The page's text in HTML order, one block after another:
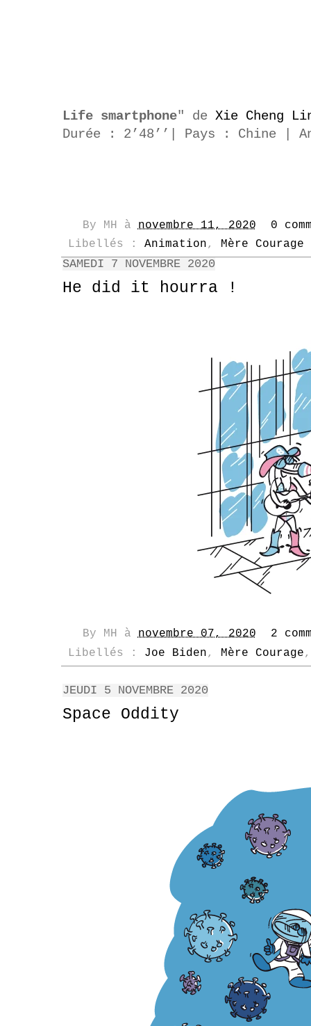
Life smartphone" de Xie Cheng
Durée : 2’48’’
Pays : Chine
By MH ànovembre 11, 2020
0
Libellés : Animation, Mère Courage
SAMEDI 7 NOVEMBRE 2020
He did it hourra !
By MH ànovembre 07, 2020
2
Libellés : Joe Biden, Mère Courage
JEUDI 5 NOVEMBRE 2020
Space Oddity